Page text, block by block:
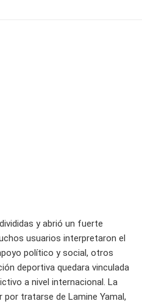
y abrió un fuerte
usuarios interpretaron el
político y social, otros
deportiva quedara vinculada
a nivel internacional. La
tratarse de Lamine Yamal,